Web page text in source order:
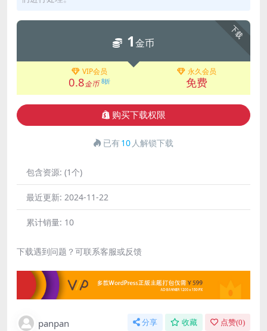
下载
1金币
VIP会员
0.8金币 8折
永久会员
免费
购买下载权限
已有10 人解锁下载
包含资源: (1个)
最近更新: 2024-11-22
累计销量: 10
下载遇到问题？可联系客服或反馈
panpan 分享 收藏 点赞(0)